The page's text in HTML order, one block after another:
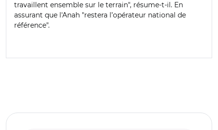
travaillent ensemble sur le terrain", résume-t-il. En
assurant que l'Anah "restera l’opérateur national de
référence".